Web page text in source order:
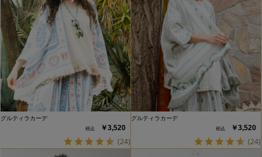
グルティラカーデ
￥3,520
(24)
グルティラカーデ
￥3,520
(24)